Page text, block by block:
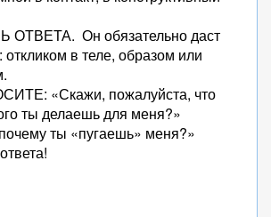
Он обязательно даст
откликом в теле, образом или
«Скажи, пожалуйста, что
ты делаешь для меня?»
ты «пугаешь» меня?»